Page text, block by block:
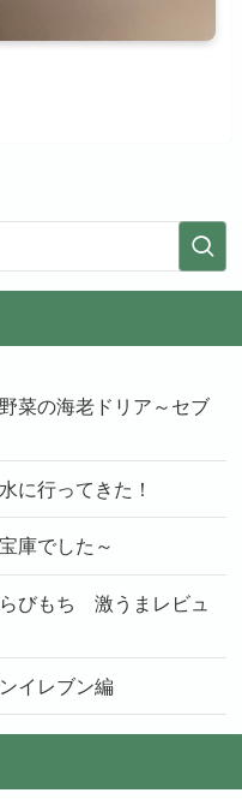
菜の海老ドリア～セブ
に行ってきた！
庫でした～
びもち 激うまレビュ
イレブン編